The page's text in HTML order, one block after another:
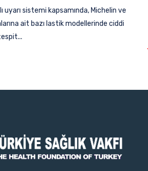
uyarı sistemi kapsamında, Michelin ve
ait bazı lastik modellerinde ciddi